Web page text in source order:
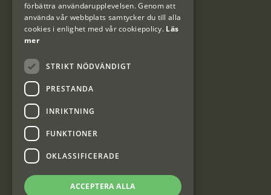
Kundklubb
Information om kundklubben.
Interjakt Sweden AB, Årjäng
förbättra användarupplevelsen. Genom att
använda vår webbplats samtycker du till alla
cookies i enlighet med vår cookiepolicy. Läs
mer
STRIKT NÖDVÄNDIGT
PRESTANDA
INRIKTNING
FUNKTIONER
OKLASSIFICERADE
ACCEPTERA ALLA